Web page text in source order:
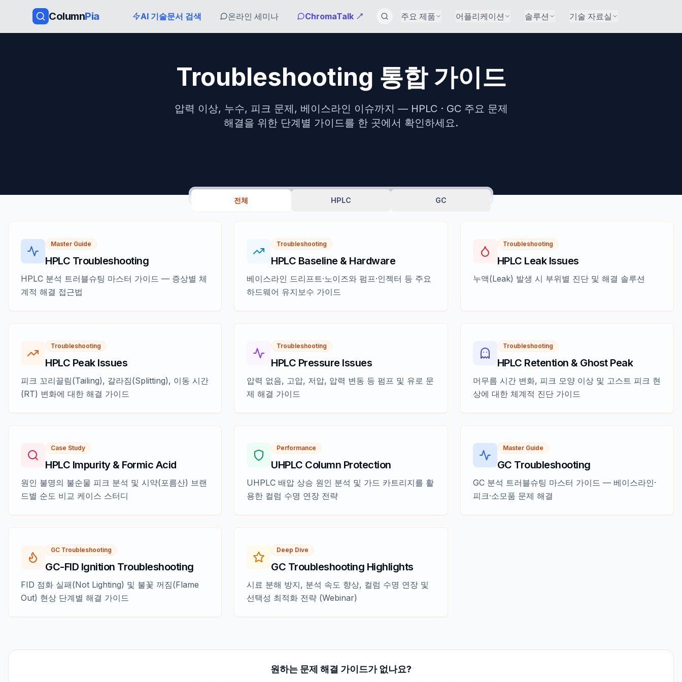
ColumnPia AI 기술문서 검색 온라인 세미나 ChromaTalk ↗ 주요 제품 어플리케이션 솔루션 기술 자료실
Troubleshooting 통합 가이드
압력 이상, 누수, 피크 문제, 베이스라인 이슈까지 — HPLC · GC 주요 문제
해결을 위한 단계별 가이드를 한 곳에서 확인하세요.
전체 HPLC GC
Master Guide
HPLC Troubleshooting
HPLC 분석 트러블슈팅 마스터 가이드 — 증상별 체
계적 해결 접근법
Troubleshooting
HPLC Baseline & Hardware
베이스라인 드리프트·노이즈와 펌프·인젝터 등 주요
하드웨어 유지보수 가이드
Troubleshooting
HPLC Leak Issues
누액(Leak) 발생 시 부위별 진단 및 해결 솔루션
Troubleshooting
HPLC Peak Issues
피크 꼬리끌림(Tailing), 갈라짐(Splitting), 이동 시간
(RT) 변화에 대한 해결 가이드
Troubleshooting
HPLC Pressure Issues
압력 없음, 고압, 저압, 압력 변동 등 펌프 및 유로 문
제 해결 가이드
Troubleshooting
HPLC Retention & Ghost Peak
머무름 시간 변화, 피크 모양 이상 및 고스트 피크 현
상에 대한 체계적 진단 가이드
Case Study
HPLC Impurity & Formic Acid
원인 불명의 불순물 피크 분석 및 시약(포름산) 브랜
드별 순도 비교 케이스 스터디
Performance
UHPLC Column Protection
UHPLC 배압 상승 원인 분석 및 가드 카트리지를 활
용한 컬럼 수명 연장 전략
Master Guide
GC Troubleshooting
GC 분석 트러블슈팅 마스터 가이드 — 베이스라인·
피크·소모품 문제 해결
GC Troubleshooting
GC-FID Ignition Troubleshooting
FID 점화 실패(Not Lighting) 및 불꽃 꺼짐(Flame
Out) 현상 단계별 해결 가이드
Deep Dive
GC Troubleshooting Highlights
시료 분해 방지, 분석 속도 향상, 컬럼 수명 연장 및
선택성 최적화 전략 (Webinar)
원하는 문제 해결 가이드가 없나요?